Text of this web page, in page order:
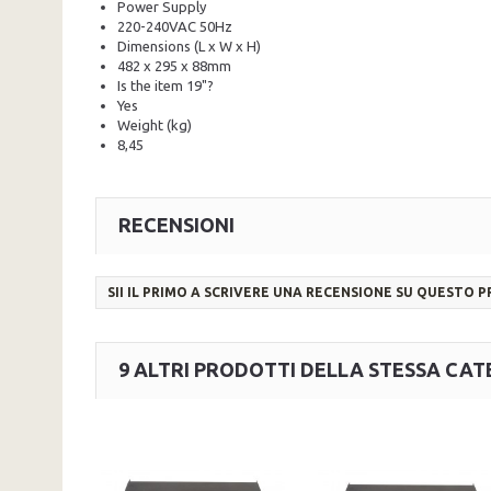
Power Supply
220-240VAC 50Hz
Dimensions (L x W x H)
482 x 295 x 88mm
Is the item 19"?
Yes
Weight (kg)
8,45
RECENSIONI
SII IL PRIMO A SCRIVERE UNA RECENSIONE SU QUESTO
9 ALTRI PRODOTTI DELLA STESSA